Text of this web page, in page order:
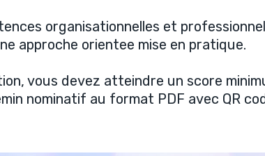
organisationnelles et
approche orientee mise en pratique.
vous devez atteindre un score
nominatif au format PDF avec QR